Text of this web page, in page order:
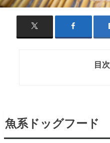
目次
魚系ドッグフード